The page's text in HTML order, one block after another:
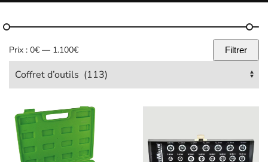
Filtrer
Prix : 0€ — 1.100€